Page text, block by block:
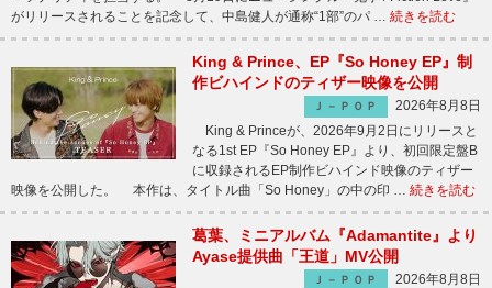
がリリースされることを記念して、中島健人が通称“1部”のパ … 続きを読む
King & Prince、EP『So Honey EP』制
作ビハインドのティザー映像を公開
Ｊ－ＰＯＰ
2026年8月8日
King & Princeが、2026年9月2日にリリースと
なる1st EP『So Honey EP』より、初回限定盤B
に収録されるEP制作ビハインド映像のティザー
映像を公開した。 本作は、タイトル曲「So Honey」の中の印 … 続きを読む
葛葉、ミニアルバム『Adamantite』より
Ayase提供曲「王道」MV公開
Ｊ－ＰＯＰ
2026年8月8日